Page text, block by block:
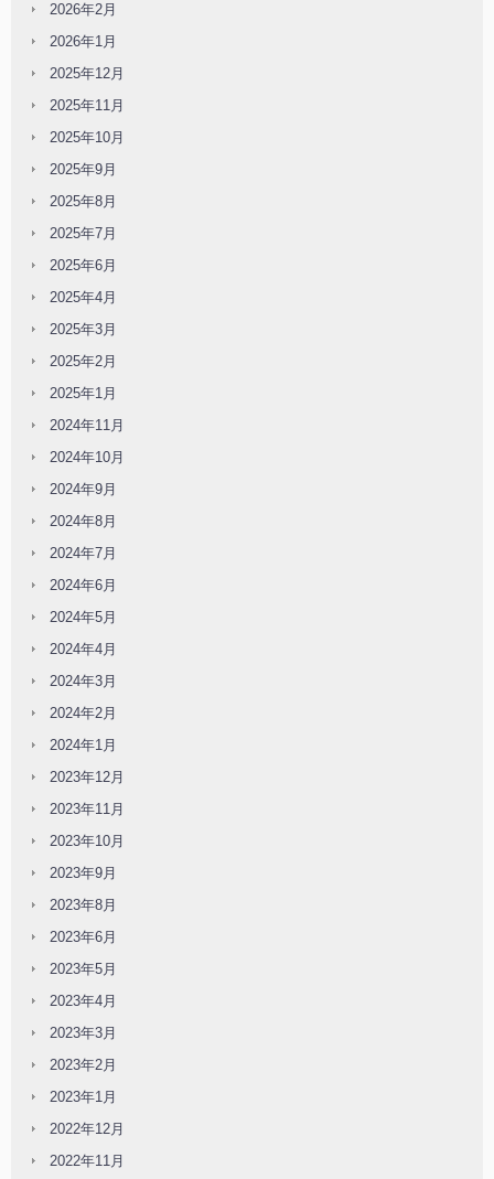
2026年2月
2026年1月
2025年12月
2025年11月
2025年10月
2025年9月
2025年8月
2025年7月
2025年6月
2025年4月
2025年3月
2025年2月
2025年1月
2024年11月
2024年10月
2024年9月
2024年8月
2024年7月
2024年6月
2024年5月
2024年4月
2024年3月
2024年2月
2024年1月
2023年12月
2023年11月
2023年10月
2023年9月
2023年8月
2023年6月
2023年5月
2023年4月
2023年3月
2023年2月
2023年1月
2022年12月
2022年11月